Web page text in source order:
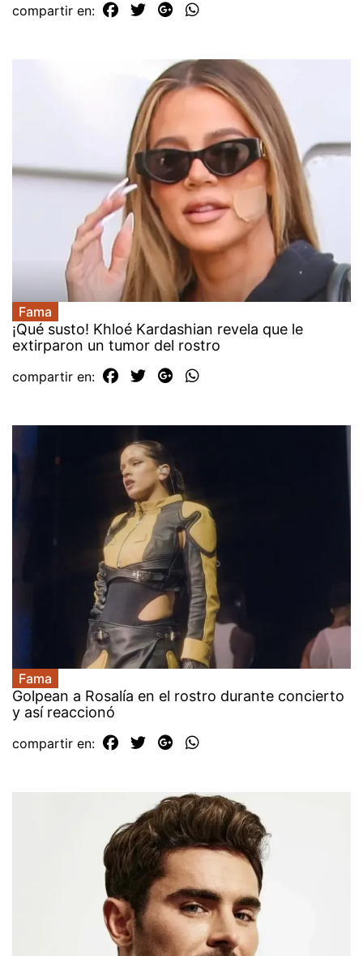
compartir en:
Fama
¡Qué susto! Khloé Kardashian revela que le
extirparon un tumor del rostro
compartir en:
Fama
Golpean a Rosalía en el rostro durante concierto
y así reaccionó
compartir en: